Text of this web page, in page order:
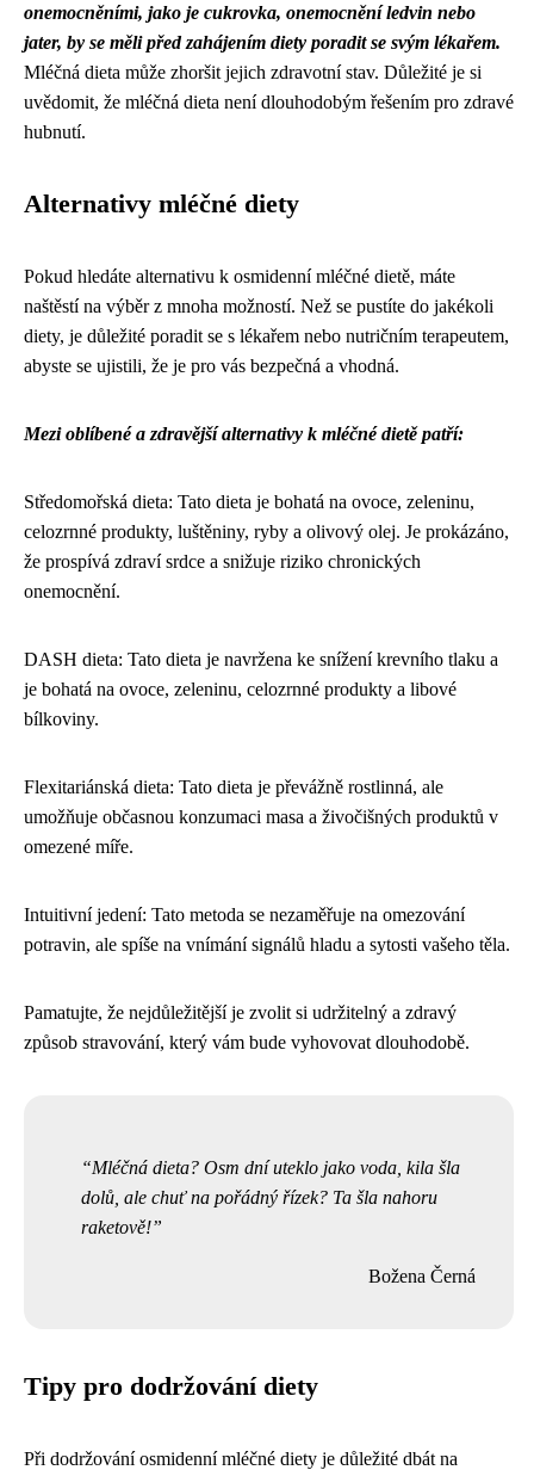
onemocněními, jako je cukrovka, onemocnění ledvin nebo
jater, by se měli před zahájením diety poradit se svým lékařem.
Mléčná dieta může zhoršit jejich zdravotní stav. Důležité je si
uvědomit, že mléčná dieta není dlouhodobým řešením pro zdravé
hubnutí.
Alternativy mléčné diety
Pokud hledáte alternativu k osmidenní mléčné dietě, máte
naštěstí na výběr z mnoha možností. Než se pustíte do jakékoli
diety, je důležité poradit se s lékařem nebo nutričním terapeutem,
abyste se ujistili, že je pro vás bezpečná a vhodná.
Mezi oblíbené a zdravější alternativy k mléčné dietě patří:
Středomořská dieta: Tato dieta je bohatá na ovoce, zeleninu,
celozrnné produkty, luštěniny, ryby a olivový olej. Je prokázáno,
že prospívá zdraví srdce a snižuje riziko chronických
onemocnění.
DASH dieta: Tato dieta je navržena ke snížení krevního tlaku a
je bohatá na ovoce, zeleninu, celozrnné produkty a libové
bílkoviny.
Flexitariánská dieta: Tato dieta je převážně rostlinná, ale
umožňuje občasnou konzumaci masa a živočišných produktů v
omezené míře.
Intuitivní jedení: Tato metoda se nezaměřuje na omezování
potravin, ale spíše na vnímání signálů hladu a sytosti vašeho těla.
Pamatujte, že nejdůležitější je zvolit si udržitelný a zdravý
způsob stravování, který vám bude vyhovovat dlouhodobě.
Mléčná dieta? Osm dní uteklo jako voda, kila šla
dolů, ale chuť na pořádný řízek? Ta šla nahoru
raketově!
Božena Černá
Tipy pro dodržování diety
Při dodržování osmidenní mléčné diety je důležité dbát na